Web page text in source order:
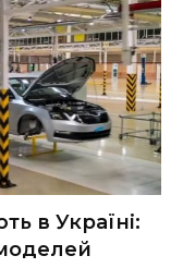
в Україні: